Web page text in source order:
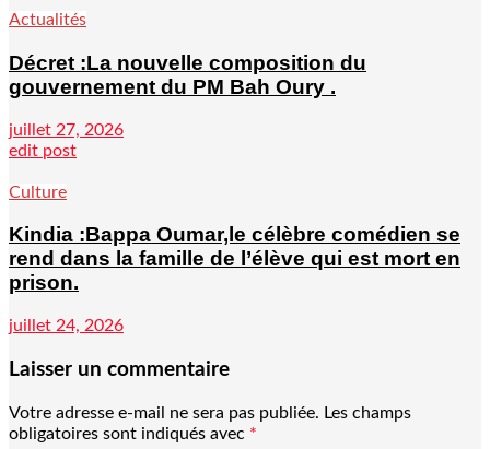
Actualités
Décret :La nouvelle composition du
gouvernement du PM Bah Oury .
juillet 27, 2026
edit post
Culture
Kindia :Bappa Oumar,le célèbre comédien se
rend dans la famille de l’élève qui est mort en
prison.
juillet 24, 2026
Laisser un commentaire
Votre adresse e-mail ne sera pas publiée. Les champs
obligatoires sont indiqués avec *